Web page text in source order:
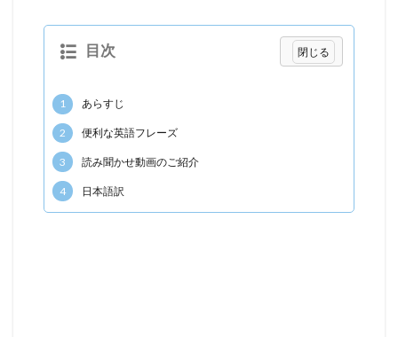
目次
1 あらすじ
2 便利な英語フレーズ
3 読み聞かせ動画のご紹介
4 日本語訳